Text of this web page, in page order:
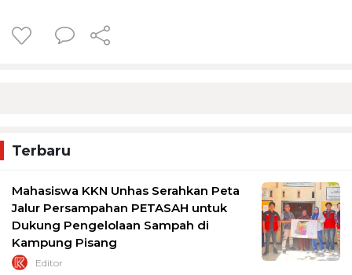
Terbaru
Mahasiswa KKN Unhas Serahkan Peta
Jalur Persampahan PETASAH untuk
Dukung Pengelolaan Sampah di
Kampung Pisang
Editor